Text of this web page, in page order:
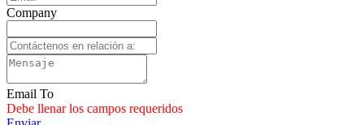
Company
Email To
Debe llenar los campos requeridos